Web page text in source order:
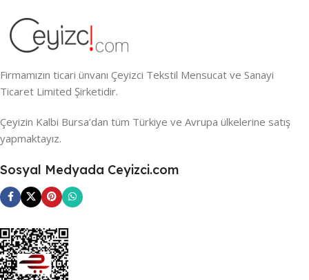
Firmamızın ticari ünvanı Çeyizci Tekstil Mensucat ve Sanayi
Ticaret Limited Şirketidir.
Çeyizin Kalbi Bursa’dan tüm Türkiye ve Avrupa ülkelerine satış
yapmaktayız.
Sosyal Medyada Ceyizci.com